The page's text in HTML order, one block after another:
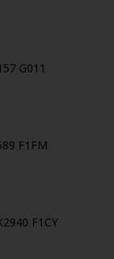
G011
F1FM
F1CY